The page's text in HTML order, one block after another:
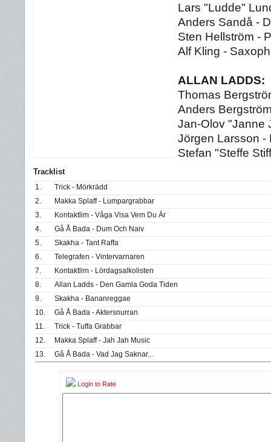
Lars "Ludde"
Anders Sandå -
Sten Hellström -
Alf Kling -
ALLAN LADDS:
Thomas
Anders
Jan-Olov "Janne
Jörgen Larsson -
Stefan "Steffe
Tracklist
1.
Trick - Mörkrädd
2.
Makka Splaff - Lumpargrabbar
3.
Kontaktlim - Våga Visa Vem Du Är
4.
Gå Å Bada - Dum Och Naiv
5.
Skakha - Tant Raffa
6.
Telegrafen - Vintervarnaren
7.
Kontaktlim - Lördagsalkolisten
8.
Allan Ladds - Den Gamla Goda Tiden
9.
Skakha - Bananreggae
10.
Gå Å Bada - Aktersnurran
11.
Trick - Tuffa Grabbar
12.
Makka Splaff - Jah Jah Music
13.
Gå Å Bada - Vad Jag Saknar...
Login to Rate